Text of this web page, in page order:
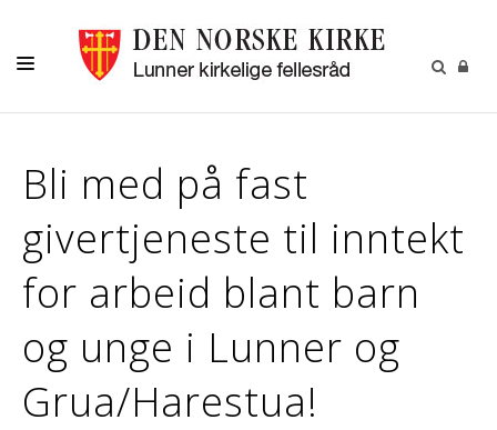
BARN OG UNGE
OM OSS
MENIGHETSBLADET
KALENDER
KONTAKT
Bli med på fast
givertjeneste til inntekt
for arbeid blant barn
og unge i Lunner og
Grua/Harestua!